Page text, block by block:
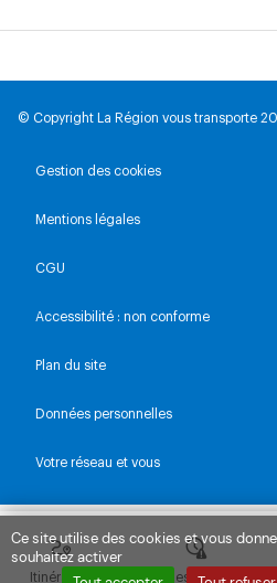
Ce site utilise des cookies et vous
souhaitez activer
Itinéraires Lignes & Trafic
© Copyright La Région vous transporte
Gestion des cookies
Mentions légales
CGU
Accessibilité : non conforme
Plan du site
Données personnelles
Votre réseau et vous